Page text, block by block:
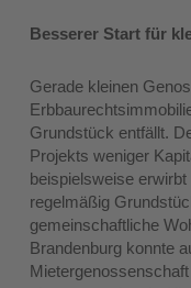
Besserer Start für
Gerade kleinen
Grundstück entfällt.
Projekts weniger
beispielsweise erwirbt
regelmäßig
gemeinschaftliche
Brandenburg konnte